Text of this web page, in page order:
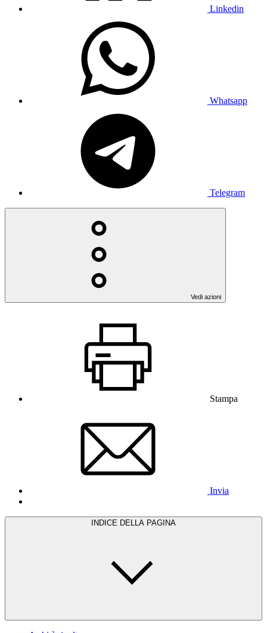
Linkedin
Whatsapp
Telegram
Vedi azioni
Stampa
Invia
INDICE DELLA PAGINA